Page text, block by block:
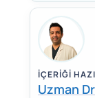
İÇERIĞI
Uzman